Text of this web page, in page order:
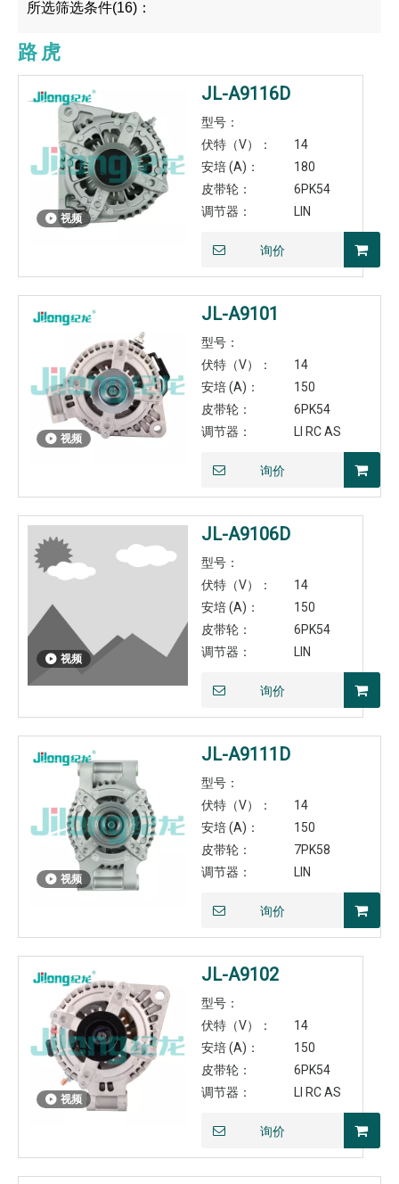
所选筛选条件(16)：
路虎
视频
JL-A9116D
型号：
伏特（V）：
14
安培 (A)：
180
皮带轮：
6PK54
调节器：
LIN
询价
视频
JL-A9101
型号：
伏特（V）：
14
安培 (A)：
150
皮带轮：
6PK54
调节器：
LI RC AS
询价
视频
JL-A9106D
型号：
伏特（V）：
14
安培 (A)：
150
皮带轮：
6PK54
调节器：
LIN
询价
视频
JL-A9111D
型号：
伏特（V）：
14
安培 (A)：
150
皮带轮：
7PK58
调节器：
LIN
询价
视频
JL-A9102
型号：
伏特（V）：
14
安培 (A)：
150
皮带轮：
6PK54
调节器：
LI RC AS
询价